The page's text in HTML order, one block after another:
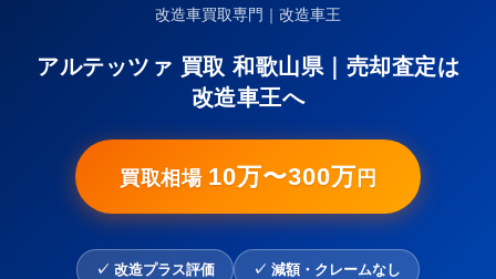
改造車買取専門｜改造車王
アルテッツァ 買取 和歌山県｜売却査定は
改造車王へ
買取相場 10万〜300万 円
✓ 改造プラス評価 ✓ 減額・クレームなし